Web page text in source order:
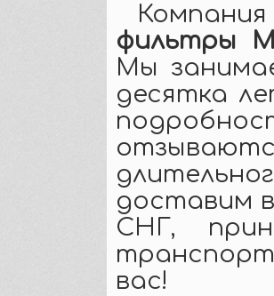
фильтры
Мы
десятка
доставим
СНГ,
вас!